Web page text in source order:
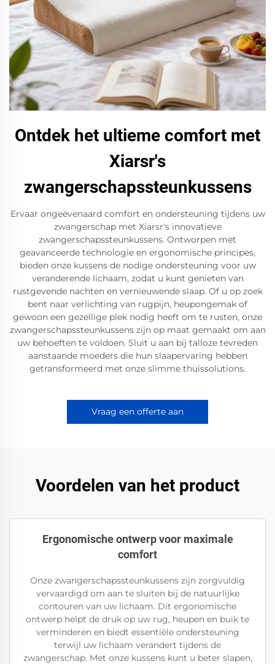
Ontdek het ultieme comfort met
Xiarsr's
zwangerschapssteunkussens
Ervaar ongeëvenaard comfort en ondersteuning tijdens uw
zwangerschap met Xiarsr's innovatieve
zwangerschapssteunkussens. Ontworpen met
geavanceerde technologie en ergonomische principes,
bieden onze kussens de nodige ondersteuning voor uw
veranderende lichaam, zodat u kunt genieten van
rustgevende nachten en vernieuwende slaap. Of u op zoek
bent naar verlichting van rugpijn, heupongemak of
gewoon een gezellige plek nodig heeft om te rusten, onze
zwangerschapssteunkussens zijn op maat gemaakt om aan
uw behoeften te voldoen. Sluit u aan bij talloze tevreden
aanstaande moeders die hun slaapervaring hebben
getransformeerd met onze slimme thuissolutions.
Vraag een offerte aan
Voordelen van het product
Ergonomische ontwerp voor maximale
comfort
Onze zwangerschapssteunkussens zijn zorgvuldig
vervaardigd om aan te sluiten bij de natuurlijke
contouren van uw lichaam. Dit ergonomische
ontwerp helpt de druk op uw rug, heupen en buik te
verminderen en biedt essentiële ondersteuning
terwijl uw lichaam verandert tijdens de
zwangerschap. Met onze kussens kunt u beter slapen,